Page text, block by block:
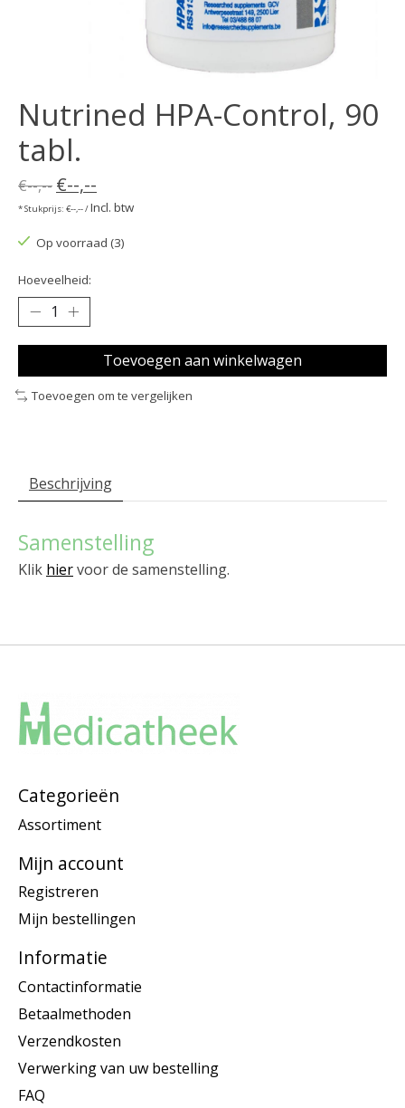
Nutrined HPA-Control, 90
tabl.
€--,-- €--,--
* Stukprijs: €--,-- /Incl. btw
Op voorraad (3)
Hoeveelheid:
Toevoegen aan winkelwagen
Toevoegen om te vergelijken
Beschrijving
Samenstelling
Klik hiervoor de samenstelling.
Categorieën
Assortiment
Mijn account
Registreren
Mijn bestellingen
Informatie
Contactinformatie
Betaalmethoden
Verzendkosten
Verwerking van uw bestelling
FAQ